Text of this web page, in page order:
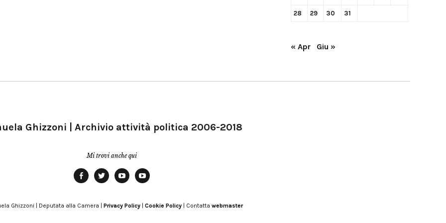
28 29 30 31
« Apr Giu »
Ghizzoni | Archivio attività politica 2006-2018
Mi trovi anche qui
Modena
Ghizzoni | Deputata alla Camera | Privacy Policy Cookie Policy | Contatta webmaster